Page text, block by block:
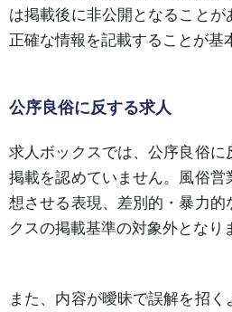
は掲載後に非公開となることが
正確な情報を記載することが基
公序良俗に反する求人
求人ボックスでは、公序良俗
掲載を認めていません。風俗営
想させる表現、差別的・暴力的
クスの掲載基準の対象外となり
また、内容が曖昧で誤解を招